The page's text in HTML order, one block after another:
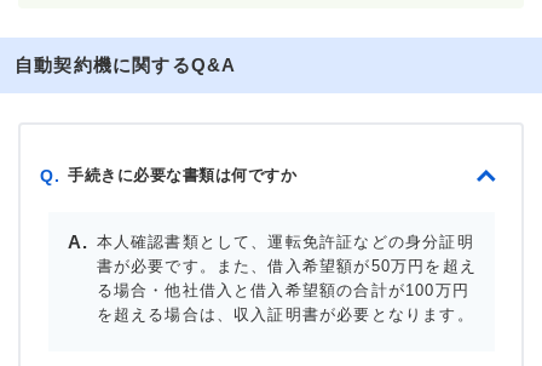
自動契約機に関するQ&A
Q. 手続きに必要な書類は何ですか
本人確認書類として、運転免許証などの身分証明
書が必要です。また、借入希望額が50万円を超え
る場合・他社借入と借入希望額の合計が100万円
を超える場合は、収入証明書が必要となります。